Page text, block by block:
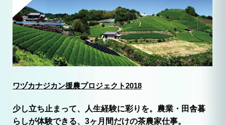
ワヅカナジカン援農プロジェクト2018
少し立ち止まって、人生経験に彩りを。農業・田舎暮
らしが体験できる、3ヶ月間だけの茶農家仕事。